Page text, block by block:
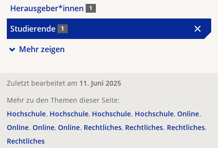
Herausgeber*innen 1
Studierende 1
Mehr zeigen
Zuletzt bearbeitet am 11. Juni 2025
Mehr zu den Themen dieser Seite:
Hochschule Hochschule Hochschule Hochschule Online
Online Online Online Rechtliches Rechtliches Rechtliches
Rechtliches